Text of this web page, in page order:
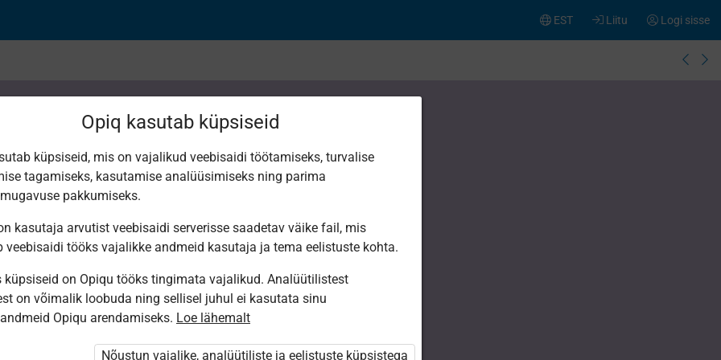
Logi sisse
Liitu
EST
ole Opiqusse sisse logitud.
paketi „Erakasutaja 2024/25”
Opiq kasutab küpsiseid
küpsiseid, mis on vajalikud veebisaidi töötamiseks, turvalise
tagamiseks, kasutamise analüüsimiseks ning parima
pakkumiseks.
kasutaja arvutist veebisaidi serverisse saadetav väike fail, mis
veebisaidi tööks vajalikke andmeid kasutaja ja tema eelistuste kohta.
küpsiseid on Opiqu tööks tingimata vajalikud. Analüütilistest
on võimalik loobuda ning sellisel juhul ei kasutata sinu
Opiqu arendamiseks. Loe lähemalt
Nõustun vajalike, analüütiliste ja eelistuste küpsistega